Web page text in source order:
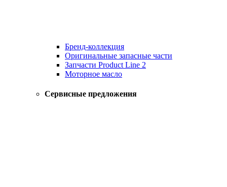
Бренд-коллекция
Оригинальные запасные части
Запчасти Product Line 2
Моторное масло
Сервисные предложения